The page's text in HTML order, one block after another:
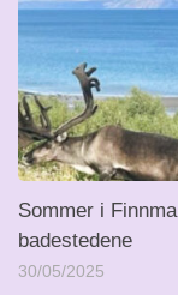
Sommer i
badestedene
30/05/2025